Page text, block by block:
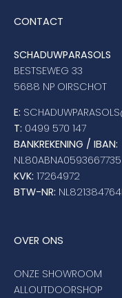
CONTACT
SCHADUWPARASOLS
BESTSEWEG 33
5688 NP OIRSCHOT
E:
T: 0499 570 147
BANKREKENING / IBAN:
NL80ABNA0593667735
KVK: 17264972
BTW-NR:
OVER ONS
ONZE SHOWROOM
ALLOUTDOORSHOP